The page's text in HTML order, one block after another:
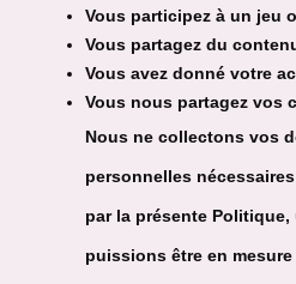
Vous participez à un jeu
Vous partagez du
Vous avez donné votre
Vous nous partagez vos
Nous ne collectons vos
personnelles
par la présente
puissions être en